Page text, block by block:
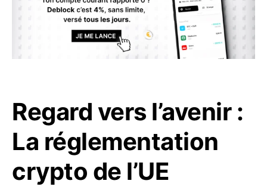
Regard vers l’avenir :
La réglementation
crypto de l’UE